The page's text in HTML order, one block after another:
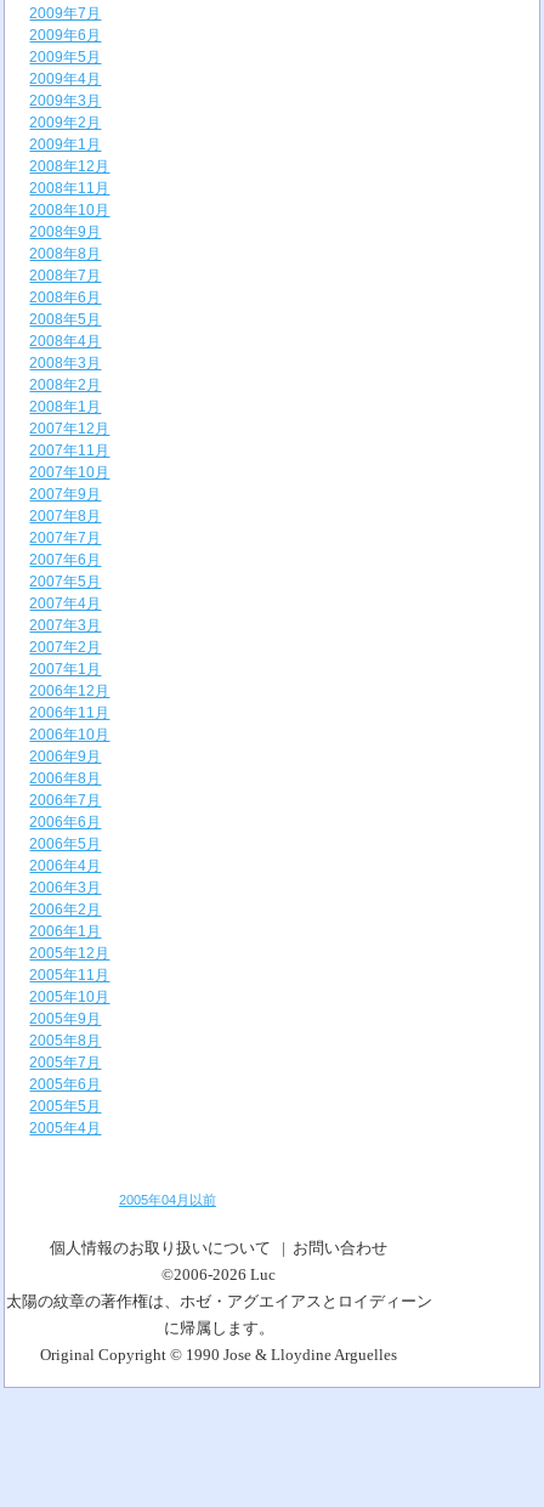
2009年7月
2009年6月
2009年5月
2009年4月
2009年3月
2009年2月
2009年1月
2008年12月
2008年11月
2008年10月
2008年9月
2008年8月
2008年7月
2008年6月
2008年5月
2008年4月
2008年3月
2008年2月
2008年1月
2007年12月
2007年11月
2007年10月
2007年9月
2007年8月
2007年7月
2007年6月
2007年5月
2007年4月
2007年3月
2007年2月
2007年1月
2006年12月
2006年11月
2006年10月
2006年9月
2006年8月
2006年7月
2006年6月
2006年5月
2006年4月
2006年3月
2006年2月
2006年1月
2005年12月
2005年11月
2005年10月
2005年9月
2005年8月
2005年7月
2005年6月
2005年5月
2005年4月
2005年04月以前
個人情報のお取り扱いについて
お問い合わせ
©2006-2026Luc
太陽の紋章の著作権は、ホゼ・アグエイアスとロイディーン
に帰属します。
Original Copyright © 1990 Jose & Lloydine Arguelles